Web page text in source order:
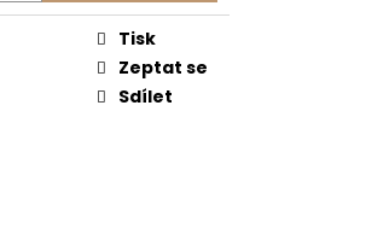
Tisk
Zeptat se
Sdílet